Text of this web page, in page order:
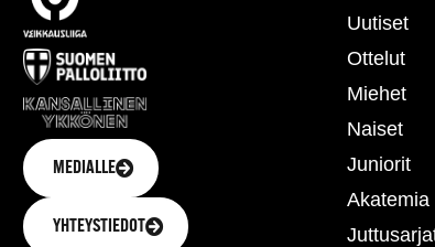
MEDIALLE
YHTEYSTIEDOT
Uutiset
Ottelut
Miehet
Naiset
Juniorit
Akatemia